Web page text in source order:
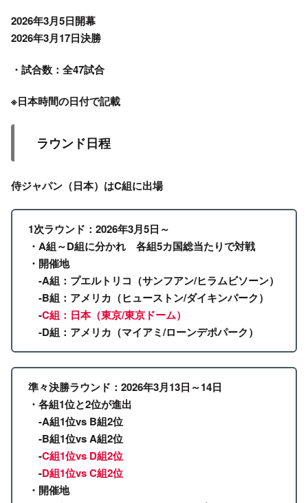
2026年3月5日開幕
2026年3月17日決勝
・試合数：全47試合
※日本時間の日付で記載
ラウンド日程
侍ジャパン（日本）はC組に出場
1次ラウンド：2026年3月5日～
・A組～D組に分かれ 各組5カ国総当たりで対戦
・開催地
-A組：プエルトリコ（サンフアン/ヒラムビソーン）
-B組：アメリカ（ヒューストン/ダイキンパーク）
-C組：日本（東京/東京ドーム）
-D組：アメリカ（マイアミ/ローンデポパーク）
準々決勝ラウンド：2026年3月13日～14日
・各組1位と2位が進出
-A組1位vs B組2位
-B組1位vs A組2位
-C組1位vs D組2位
-D組1位vs C組2位
・開催地